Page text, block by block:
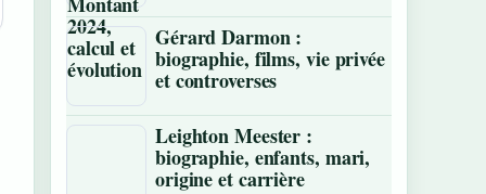
Gérard Darmon :
biographie, films, vie privée
et controverses
Leighton Meester :
biographie, enfants, mari,
origine et carrière